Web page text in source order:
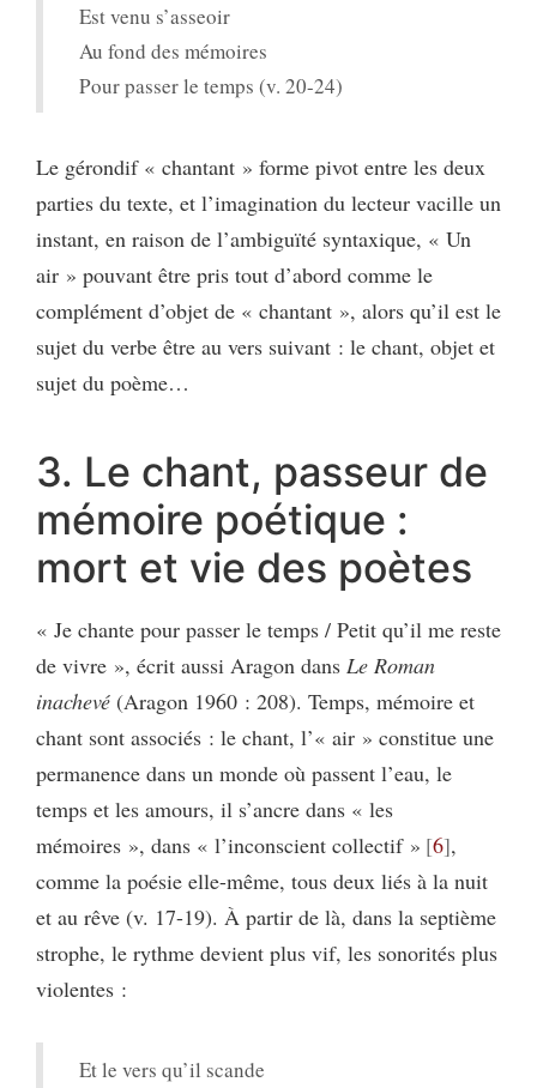
Est venu s’asseoir
Au fond des mémoires
Pour passer le temps (v. 20-24)
Le gérondif « chantant » forme pivot entre les deux
parties du texte, et l’imagination du lecteur vacille un
instant, en raison de l’ambiguïté syntaxique, « Un
air » pouvant être pris tout d’abord comme le
complément d’objet de « chantant », alors qu’il est le
sujet du verbe être au vers suivant : le chant, objet et
sujet du poème…
3. Le chant, passeur de
mémoire poétique :
mort et vie des poètes
« Je chante pour passer le temps / Petit qu’il me reste
de vivre », écrit aussi Aragon dans Le Roman
inachevé (Aragon 1960 : 208). Temps, mémoire et
chant sont associés : le chant, l’« air » constitue une
permanence dans un monde où passent l’eau, le
temps et les amours, il s’ancre dans « les
mémoires », dans « l’inconscient collectif » 6 ,
comme la poésie elle-même, tous deux liés à la nuit
et au rêve (v. 17-19). À partir de là, dans la septième
strophe, le rythme devient plus vif, les sonorités plus
violentes :
Et le vers qu’il scande